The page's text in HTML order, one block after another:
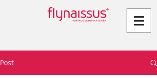
Post